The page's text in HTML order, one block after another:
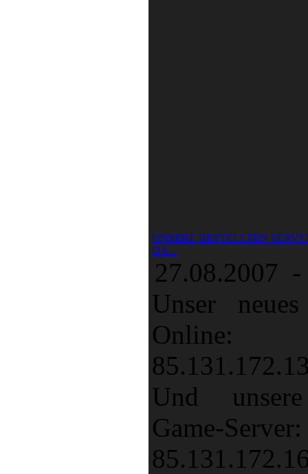
UNSERE BESTELLTEN
DA...
27.08.2007
Unser
Online:
Und
Game-Server: